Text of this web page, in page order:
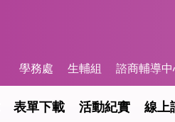
表單下載 活動紀實 線上
學務處 生輔組 諮商輔導中